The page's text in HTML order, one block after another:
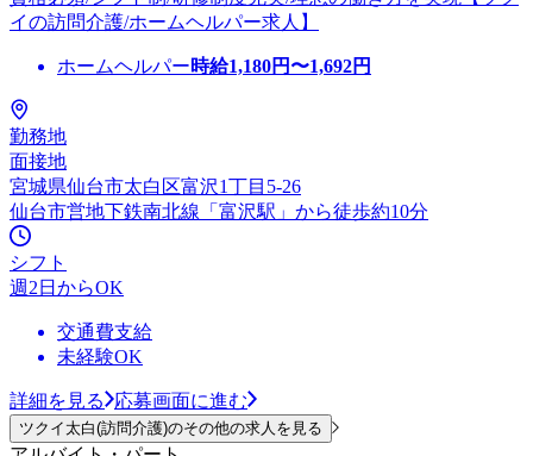
イの訪問介護/ホームヘルパー求人】
ホームヘルパー時給1,180円〜1,692円
勤務地
面接地
宮城県仙台市太白区富沢1丁目5-26
仙台市営地下鉄南北線「富沢駅」から徒歩約10分
シフト
週2日からOK
交通費支給
未経験OK
詳細を見る 応募画面に進む
ツクイ太白(訪問介護)のその他の求人を見る